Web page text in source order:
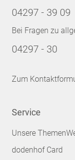
04297 - 39 09
Bei Fragen zu
04297 - 30
Zum
Service
Unsere
dodenhof Card